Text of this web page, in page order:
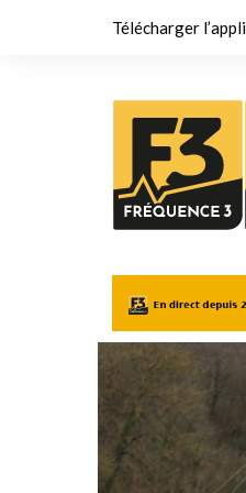
Télécharger